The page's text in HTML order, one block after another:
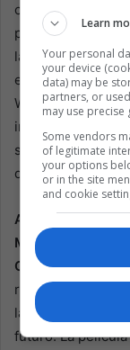
conscientemente
película de
lágrimas,
en su entrevista a
Weaver ha
ingresar al
son parte de una
de género en el
Alien: Romulus
Marca una
Century Studios,
regreso de
la brecha entre
futuro. La
Learn
Your personal
your device
data) may be
partners, or
may use
Some vendors
of legitimate
your options
or in the site
and cookie